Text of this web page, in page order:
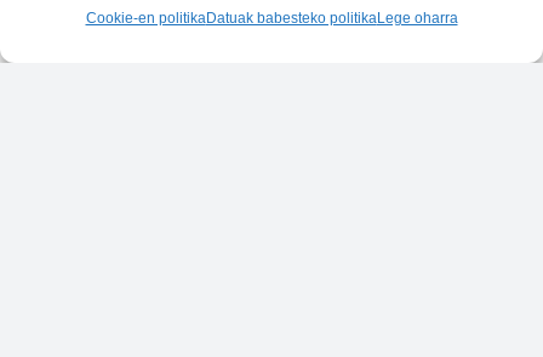
Cookie-en politikaDatuak babesteko politikaLege oharra